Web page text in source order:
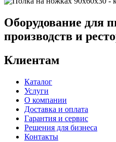
Оборудование для
производств и
Клиентам
Каталог
Услуги
О компании
Доставка и оплата
Гарантия и сервис
Решения для бизнеса
Контакты